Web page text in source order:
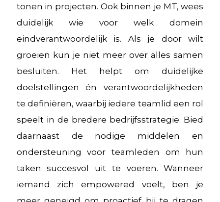
tonen in projecten. Ook binnen je MT, wees
duidelijk wie voor welk domein
eindverantwoordelijk is. Als je door wilt
groeien kun je niet meer over alles samen
besluiten. Het helpt om duidelijke
doelstellingen én verantwoordelijkheden
te definiëren, waarbij iedere teamlid een rol
speelt in de bredere bedrijfsstrategie. Bied
daarnaast de nodige middelen en
ondersteuning voor teamleden om hun
taken succesvol uit te voeren. Wanneer
iemand zich empowered voelt, ben je